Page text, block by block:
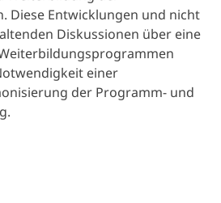
Diese Entwicklungen und nicht
Diskussionen über eine
einer
der Programm- und